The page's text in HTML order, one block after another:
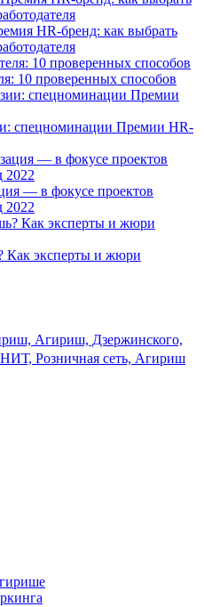
HR-бренд: как выбрать
10 проверенных способов
спецноминации Премии HR-
— в фокусе проектов
2022
Как эксперты и жюри
Агириш, Дзержинского,
Розничная сеть, Агириш